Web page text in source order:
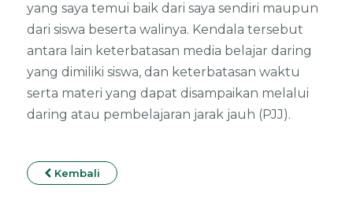
yang saya temui baik dari saya sendiri maupun
dari siswa beserta walinya. Kendala tersebut
antara lain keterbatasan media belajar daring
yang dimiliki siswa, dan keterbatasan waktu
serta materi yang dapat disampaikan melalui
daring atau pembelajaran jarak jauh (PJJ).
Kembali